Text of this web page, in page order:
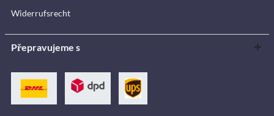
Widerrufsrecht
Přepravujeme s